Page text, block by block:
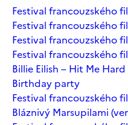
Festival francouzského
Festival francouzského
Festival francouzského
Festival francouzského
Billie Eilish – Hit Me
Birthday party
Festival francouzského
Bláznivý Marsupilami